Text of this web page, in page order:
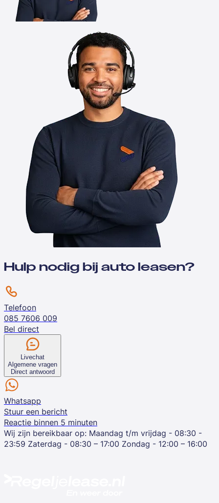
Hulp nodig bij auto leasen?
Telefoon
085 7606 009
Bel direct
Livechat
Algemene vragen
Direct antwoord
Whatsapp
Stuur een bericht
Reactie binnen 5 minuten
Wij zijn bereikbaar op: Maandag t/m vrijdag - 08:30 -
23:59 Zaterdag - 08:30 – 17:00 Zondag - 12:00 – 16:00